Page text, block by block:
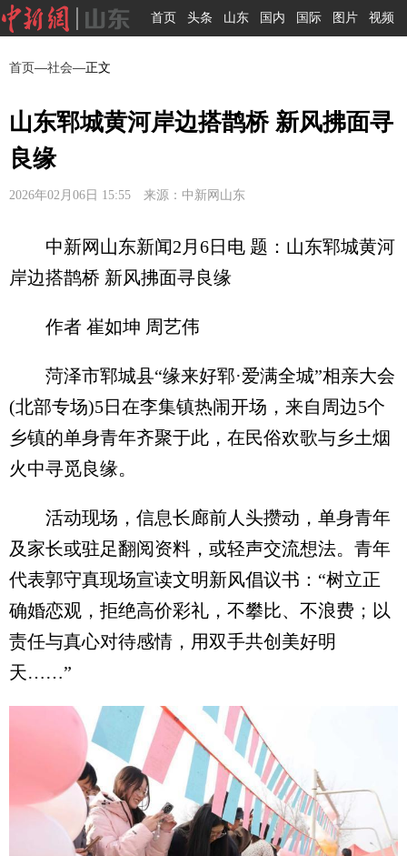
首页 头条 山东 国内 国际 图片 视频
首页—社会—正文
山东郓城黄河岸边搭鹊桥 新风拂面寻
良缘
2026年02月06日 15:55 来源：中新网山东
中新网山东新闻2月6日电 题：山东郓城黄河
岸边搭鹊桥 新风拂面寻良缘
作者 崔如坤 周艺伟
菏泽市郓城县“缘来好郓·爱满全城”相亲大会
(北部专场)5日在李集镇热闹开场，来自周边5个
乡镇的单身青年齐聚于此，在民俗欢歌与乡土烟
火中寻觅良缘。
活动现场，信息长廊前人头攒动，单身青年
及家长或驻足翻阅资料，或轻声交流想法。青年
代表郭守真现场宣读文明新风倡议书：“树立正
确婚恋观，拒绝高价彩礼，不攀比、不浪费；以
责任与真心对待感情，用双手共创美好明
天……”